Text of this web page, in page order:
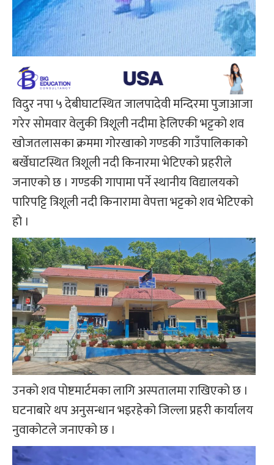
विदुर नपा ५ देबीघाटस्थित जालपादेवी मन्दिरमा पुजाआजा
गरेर सोमवार वेलुकी त्रिशूली नदीमा हेलिएकी भट्टको शव
खोजतलासका क्रममा गोरखाको गण्डकी गाउँपालिकाको
बर्खेघाटस्थित त्रिशूली नदी किनारमा भेटिएको प्रहरीले
जनाएको छ । गण्डकी गापामा पर्ने स्थानीय विद्यालयको
पारिपट्टि त्रिशूली नदी किनारामा वेपत्ता भट्टको शव भेटिएको
हो ।
उनको शव पोष्टमार्टमका लागि अस्पतालमा राखिएको छ ।
घटनाबारे थप अनुसन्धान भइरहेको जिल्ला प्रहरी कार्यालय
नुवाकोटले जनाएको छ ।